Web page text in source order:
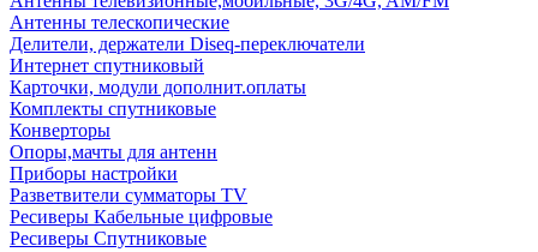
Антенны телескопические
Делители, держатели Diseq-переключатели
Интернет спутниковый
Карточки, модули дополнит.оплаты
Комплекты спутниковые
Конверторы
Опоры,мачты для антенн
Приборы настройки
Разветвители сумматоры TV
Ресиверы Кабельные цифровые
Ресиверы Спутниковые